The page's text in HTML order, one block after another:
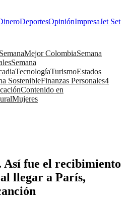
DeportesOpiniónImpresaJet Set
Mejor ColombiaSemana
Semana
TecnologíaTurismoEstados
SostenibleFinanzas Personales4
Contenido en
Mujeres
Así fue el recibimiento
llegar a París,